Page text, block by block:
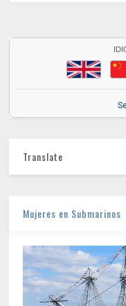
Translate
Mujeres en Submarinos